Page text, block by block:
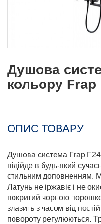
Душова
кольору Frap
ОПИС ТОВАРУ
Душова система Frap
підійде в будь-який
стильним доповненням.
Латунь не іржавіє і не
покритий чорною
злазить з часом від
повороту регулюються.